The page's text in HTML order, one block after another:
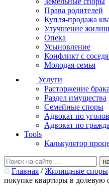
Права родителей
Купля-продажа
Улучшение
Опека
Усыновление
Конфликт с
Молодая семья
Услуги
Расторжение брака
Раздел имущества
Семейные споры
Адвокат по
Адвокат по
Tools
Калькулятор
Главная / Жилищные споры
покупке квартиры в долевую